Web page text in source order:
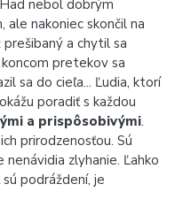
nebol dobrým
nakoniec skončil na
a chytil sa
pretekov sa
sa do cieľa... Ľudia, ktorí
poradiť s každou
a prispôsobivými.
prirodzenosťou. Sú
zlyhanie. Ľahko
podráždení, je